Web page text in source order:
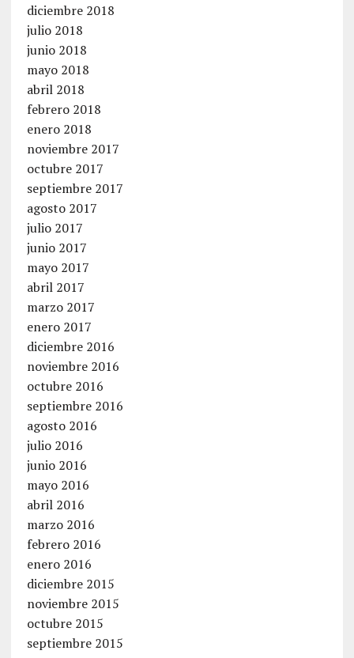
diciembre 2018
julio 2018
junio 2018
mayo 2018
abril 2018
febrero 2018
enero 2018
noviembre 2017
octubre 2017
septiembre 2017
agosto 2017
julio 2017
junio 2017
mayo 2017
abril 2017
marzo 2017
enero 2017
diciembre 2016
noviembre 2016
octubre 2016
septiembre 2016
agosto 2016
julio 2016
junio 2016
mayo 2016
abril 2016
marzo 2016
febrero 2016
enero 2016
diciembre 2015
noviembre 2015
octubre 2015
septiembre 2015